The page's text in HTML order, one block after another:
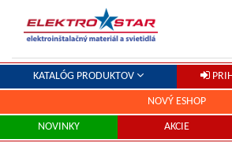
KATALÓG PRODUKTOV
NOVÝ ESHOP
NOVINKY AKCIE